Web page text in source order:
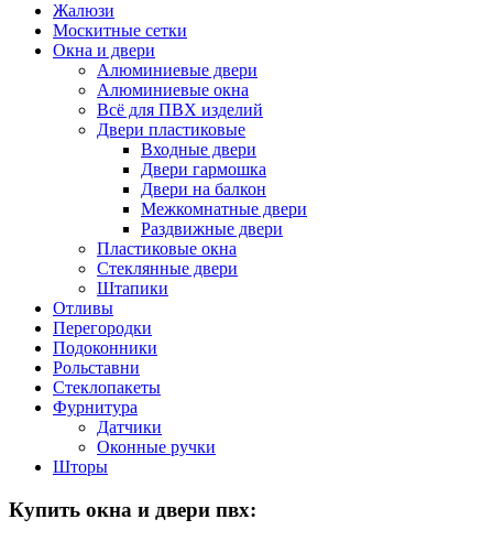
Жалюзи
Москитные сетки
Окна и двери
Алюминиевые двери
Алюминиевые окна
Всё для ПВХ изделий
Двери пластиковые
Входные двери
Двери гармошка
Двери на балкон
Межкомнатные двери
Раздвижные двери
Пластиковые окна
Стеклянные двери
Штапики
Отливы
Перегородки
Подоконники
Рольставни
Стеклопакеты
Фурнитура
Датчики
Оконные ручки
Шторы
Купить окна и двери пвх: